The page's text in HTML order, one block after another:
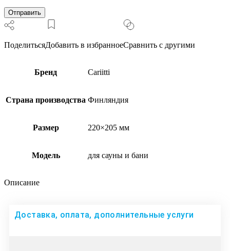
ПоделитьсяДобавить в избранноеСравнить с другими
Бренд Cariitti
Страна производства Финляндия
Размер 220×205 мм
Модель для сауны и бани
Описание
Доставка, оплата, дополнительные услуги